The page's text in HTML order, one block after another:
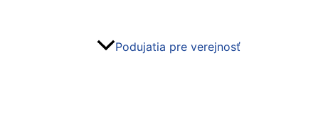
Podujatia pre verejnosť